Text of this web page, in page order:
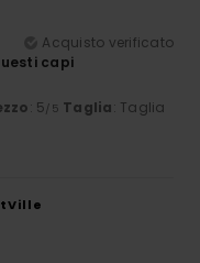
Acquisto verificato
capi
: 5/5 Taglia: Taglia